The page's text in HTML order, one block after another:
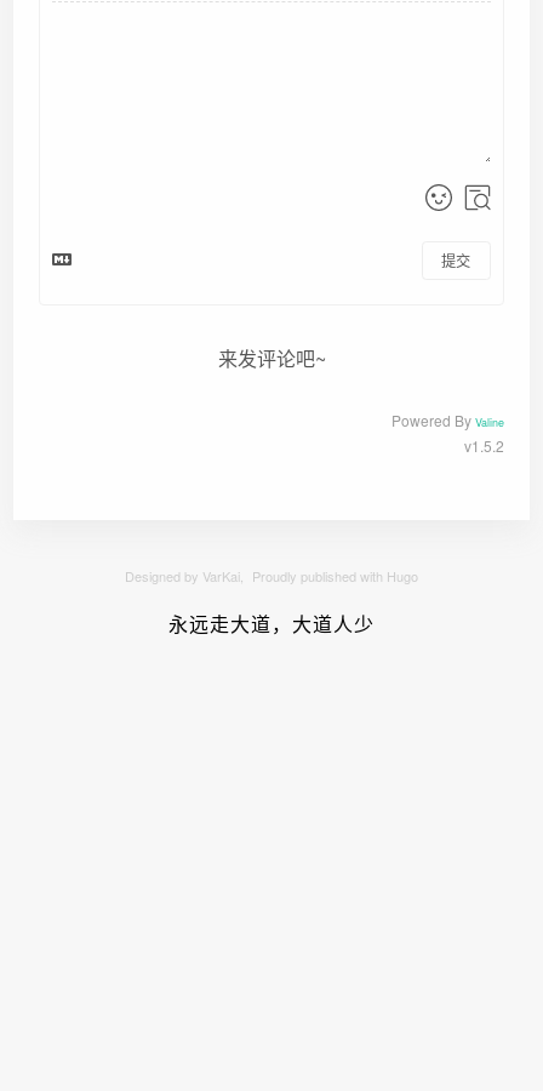
提交
来发评论吧~
Powered By Valine
v1.5.2
Designed by VarKai, Proudly published with Hugo
永远走大道，大道人少